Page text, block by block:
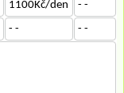
1100Kč/den
- -
- -
- -